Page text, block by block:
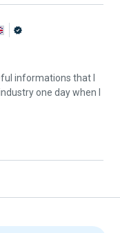
Alison
informations that I
one day when I